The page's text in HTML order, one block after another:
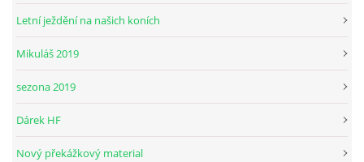
PODZIMNÍ BRIGÁDA 4.10.2025
Letní ježdění na našich koních
Mikuláš 2019
sezona 2019
Dárek HF
Nový překážkový material